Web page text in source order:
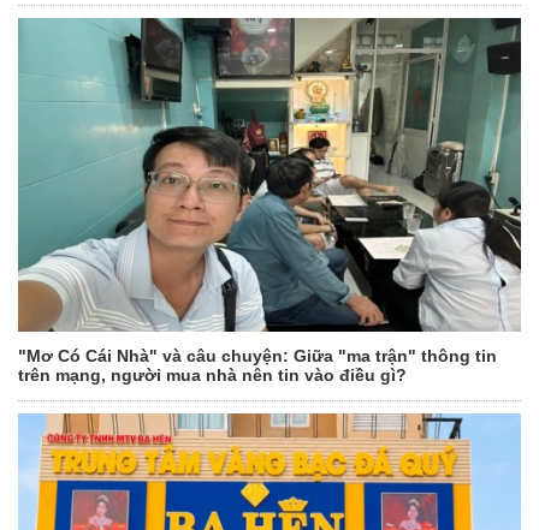
"Mơ Có Cái Nhà" và câu chuyện: Giữa "ma trận" thông tin
trên mạng, người mua nhà nên tin vào điều gì?